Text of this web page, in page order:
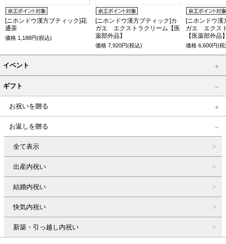
[ニホンドウ漢方ブティック]花
通茶
価格 1,188円(税込)
[ニホンドウ漢方ブティック]カ
ガエ エクストラクリーム【医
薬部外品】
価格7,920円(税込)
[ニホンドウ漢
ガエ エクス
【医薬部外品
価格6,600円(
イベント
ギフト
お祝いを贈る
お返しを贈る
全て表示
出産内祝い
結婚内祝い
快気内祝い
新築・引っ越し内祝い